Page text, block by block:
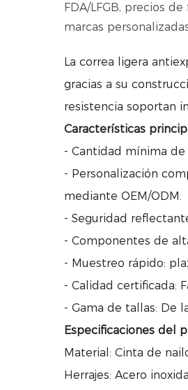
FDA/LFGB, precios
marcas
La correa ligera
gracias a su
resistencia soportan
Características
- Cantidad mínima
- Personalización
mediante OEM/ODM.
- Seguridad
- Componentes de
- Muestreo rápido:
- Calidad certificada:
- Gama de tallas: De
Especificaciones del
Material: Cinta de
Herrajes: Acero